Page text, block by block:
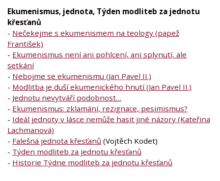
Ekumenismus, jednota, Týden modliteb za jednotu
křesťanů
- Nečekejme s ekumenismem na teology (papež
František)
- Ekumenismus není ani pohlcení, ani splynutí, ale
setkání
- Nebojme se ekumenismu (Jan Pavel II.)
- Modlitba je duší ekumenického hnutí (Jan Pavel II.)
- Jednotu nevytváří podobnost…
- Ekumenismus: zklamání, rezignace, pesimismus?
- Ideál jednoty v lásce nemůže hasit jiné názory (Kateřina
Lachmanová)
- Falešná jednota křesťanů (Vojtěch Kodet)
- Týden modliteb za jednotu křesťanů
- Historie Týdne modliteb za jednotu křesťanů